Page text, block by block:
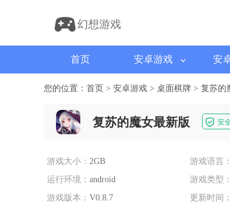
幻想游戏
首页 安卓游戏 安
您的位置： 首页 > 安卓游戏 > 桌面棋牌 > 复苏的
复苏的魔女最新版 安
游戏大小： 2GB 游戏语言：
运行环境： android 游戏类型：
游戏版本： V0.8.7 更新时间：